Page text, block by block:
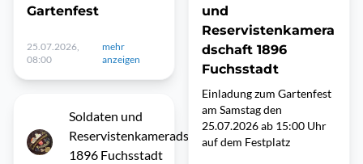
Gartenfest
25.07.2026,
08:00
mehr
anzeigen
Soldaten und
Reservistenkameradschaft
1896 Fuchsstadt
und
Reservistenkamera
dschaft 1896
Fuchsstadt
Einladung zum Gartenfest
am Samstag den
25.07.2026 ab 15:00 Uhr
auf dem Festplatz